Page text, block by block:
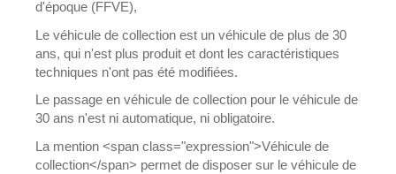
d'époque (FFVE),
Le véhicule de collection est un véhicule de plus de 30
ans, qui n'est plus produit et dont les caractéristiques
techniques n'ont pas été modifiées.
Le passage en véhicule de collection pour le véhicule de
30 ans n'est ni automatique, ni obligatoire.
La mention <span class="expression">Véhicule de
collection</span> permet de disposer sur le véhicule de